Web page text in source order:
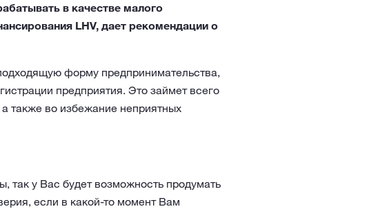
в качестве малого
LHV, дает рекомендации о
форму предпринимательства,
предприятия. Это займет всего
также во избежание неприятных
так у Вас будет возможность продумать
если в какой-то момент Вам